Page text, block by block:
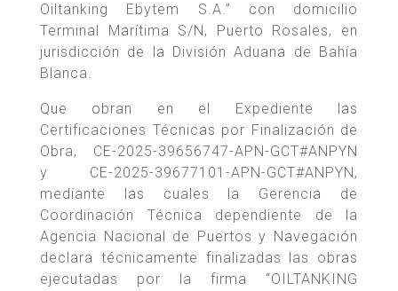
Oiltanking Ebytem S.A.” con domicilio
Terminal Marítima S/N, Puerto Rosales, en
jurisdicción de la División Aduana de Bahía
Blanca.
Que obran en el Expediente las
Certificaciones Técnicas por Finalización de
Obra, CE-2025-39656747-APN-GCT#ANPYN
y CE-2025-39677101-APN-GCT#ANPYN,
mediante las cuales la Gerencia de
Coordinación Técnica dependiente de la
Agencia Nacional de Puertos y Navegación
declara técnicamente finalizadas las obras
ejecutadas por la firma “OILTANKING